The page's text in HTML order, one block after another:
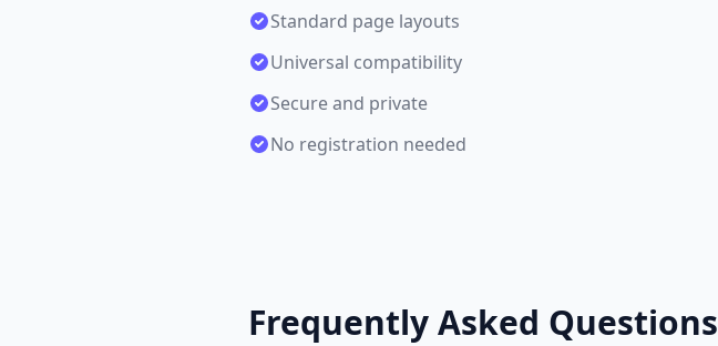
Standard page layouts
Universal compatibility
Secure and private
No registration needed
Frequently Asked Questions